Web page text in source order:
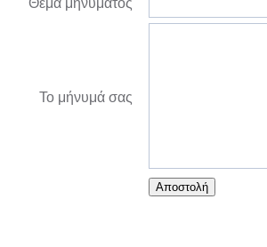
Θέμα μηνύματος
Το μήνυμά σας
Αποστολή